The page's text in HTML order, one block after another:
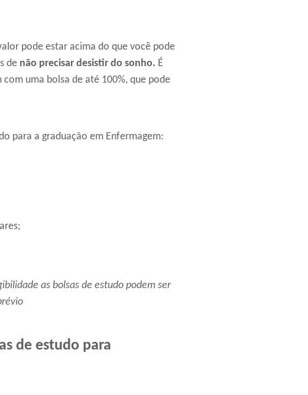
pode estar acima do que você pode
de não precisar desistir do sonho. É
uma bolsa de até 100%, que pode
para a graduação em Enfermagem:
as bolsas de estudo podem ser
de estudo para